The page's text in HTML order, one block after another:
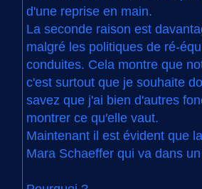
d'une reprise en main.
La seconde raison est
malgré les politiques de ré-
conduites. Cela montre que
c'est surtout que je souhaite
savez que j'ai bien d'autres
montrer ce qu'elle vaut.
Maintenant il est évident que
Mara Schaeffer qui va dans